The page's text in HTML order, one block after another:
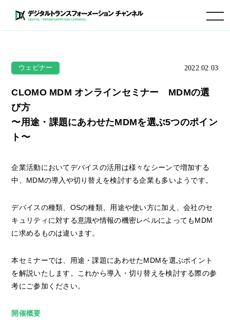
toggle navigation
ウェビナー 2022.02.03
CLOMO MDM オンラインセミナー MDMの選
び方
〜用途・課題にあわせたMDMを選ぶ5つのポイン
ト〜
企業活動においてデバイスの活用は様々なシーンで増加する
中、MDMの導入や切り替えを検討する企業も多いようです。
デバイスの種類、OSの種類、用途や使い方に加え、会社のセ
キュリティに対する意識や情報の機密レベルによってもMDM
に求めるものは違います。
本セミナーでは、用途・課題にあわせたMDMを選ぶポイント
を解説いたします。これから導入・切り替えを検討する際の参
考にご参加ください。
開催概要